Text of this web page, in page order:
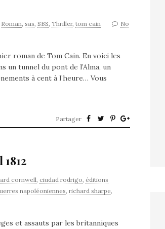
Roman, sas, SBS, Thriller, tom cain
No
roman de Tom Cain. En voici les
un tunnel du pont de l’Alma, un
à cent à l’heure… Vous
Partager
cornwell, ciudad rodrigo, éditions
napoléoniennes, richard sharpe,
et assauts par les britanniques